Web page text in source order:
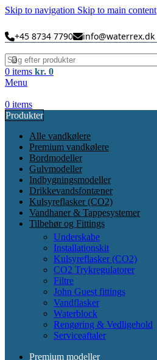
Skip to navigation Skip to main content
+45 8734 7790 info@waterrex.dk
0 items kr. 0
Menu
0 items
Produkter
Alle vandkølere
Premium vandkølere
Bordmodeller
Gulvmodeller
Indbygningsmodeller
Drikkevandsfontæner
Kulsyreflasker (CO2)
Vandhaner & Tappesystemer
Tilbehør og Fittings
Underskabe
Installationskit
Kulsyreflasker (CO2)
CO2 Trykregulatorer
Filtre
John Guest fittings
Vandflasker
Waterblock
Rengøring & Vedligehold
Serviceaftaler
Premium modeller